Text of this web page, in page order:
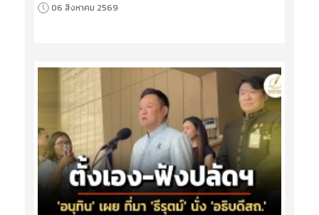
06 สิงหาคม 2569